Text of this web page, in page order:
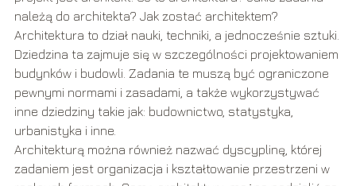
należą do architekta? Jak zostać architektem?
Architektura to dział nauki, techniki, a jednocześnie sztuki.
Dziedzina ta zajmuje się w szczególności projektowaniem
budynków i budowli. Zadania te muszą być ograniczone
pewnymi normami i zasadami, a także wykorzystywać
inne dziedziny takie jak: budownictwo, statystyka,
urbanistyka i inne.
Architekturą można również nazwać dyscyplinę, której
zadaniem jest organizacja i kształtowanie przestrzeni w